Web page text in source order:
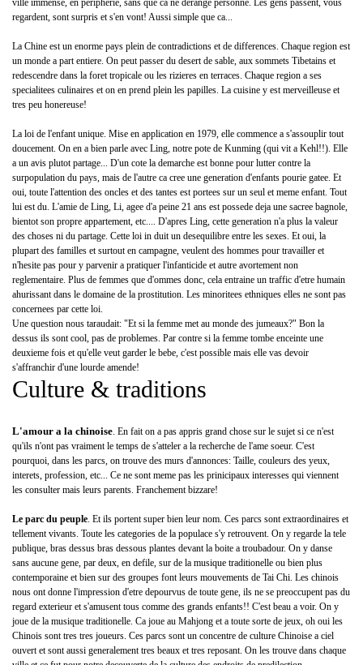
ville immense, en peripherie, sans que ca ne derange personne. Les gens passent, vous
regardent, sont surpris et s'en vont! Aussi simple que ca...
La Chine est un enorme pays plein de contradictions et de differences. Chaque region est
un monde a part entiere. On peut passer du desert de sable, aux sommets Tibetains et
redescendre dans la foret tropicale ou les rizieres en terraces. Chaque region a ses
specialitees culinaires et on en prend plein les papilles. La cuisine y est merveilleuse et
tres peu honereuse!
La loi de l'enfant unique. Mise en application en 1979, elle commence a s'assouplir tout
doucement. On en a bien parle avec Ling, notre pote de Kunming (qui vit a Kehl!!). Elle
a un avis plutot partage... D'un cote la demarche est bonne pour lutter contre la
surpopulation du pays, mais de l'autre ca cree une generation d'enfants pourie gatee. Et
oui, toute l'attention des oncles et des tantes est portees sur un seul et meme enfant. Tout
lui est du. L'amie de Ling, Li, agee d'a peine 21 ans est possede deja une sacree bagnole,
bientot son propre appartement, etc.... D'apres Ling, cette generation n'a plus la valeur
des choses ni du partage. Cette loi in duit un desequilibre entre les sexes. Et oui, la
plupart des familles et surtout en campagne, veulent des hommes pour travailler et
n'hesite pas pour y parvenir a pratiquer l'infanticide et autre avortement non
reglementaire. Plus de femmes que d'ommes donc, cela entraine un traffic d'etre humain
ahurissant dans le domaine de la prostitution. Les minoritees ethniques elles ne sont pas
concernees par cette loi.
Une question nous taraudait: "Et si la femme met au monde des jumeaux?" Bon la
dessus ils sont cool, pas de problemes. Par contre si la femme tombe enceinte une
deuxieme fois et qu'elle veut garder le bebe, c'est possible mais elle vas devoir
s'affranchir d'une lourde amende!
Culture & traditions
L'amour a la chinoise. En fait on a pas appris grand chose sur le sujet si ce n'est
qu'ils n'ont pas vraiment le temps de s'atteler a la recherche de l'ame soeur. C'est
pourquoi, dans les parcs, on trouve des murs d'annonces: Taille, couleurs des yeux,
interets, profession, etc... Ce ne sont meme pas les prinicipaux interesses qui viennent
les consulter mais leurs parents. Franchement bizzare!
Le parc du peuple. Et ils portent super bien leur nom. Ces parcs sont extraordinaires et
tellement vivants. Toute les categories de la populace s'y retrouvent. On y regarde la tele
publique, bras dessus bras dessous plantes devant la boite a troubadour. On y danse
sans aucune gene, par deux, en defile, sur de la musique traditionelle ou bien plus
contemporaine et bien sur des groupes font leurs mouvements de Tai Chi. Les chinois
nous ont donne l'impression d'etre depourvus de toute gene, ils ne se preoccupent pas du
regard exterieur et s'amusent tous comme des grands enfants!! C'est beau a voir. On y
joue de la musique traditionelle. Ca joue au Mahjong et a toute sorte de jeux, oh oui les
Chinois sont tres tres joueurs. Ces parcs sont un concentre de culture Chinoise a ciel
ouvert et sont aussi generalement tres beaux et tres reposant. On les trouve dans chaque